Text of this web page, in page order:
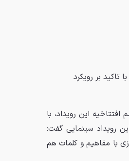
بر رویکرد
این رویداد، با
رویداد سینمایی گفت:
با مفاهیم و کلمات هم